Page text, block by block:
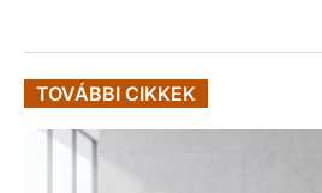
TOVÁBBI CIKKEK